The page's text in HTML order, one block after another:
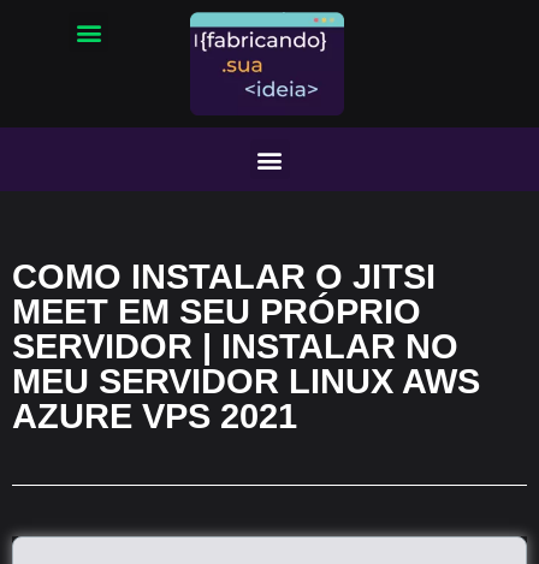
COMO INSTALAR O JITSI
MEET EM SEU PRÓPRIO
SERVIDOR | INSTALAR NO
MEU SERVIDOR LINUX AWS
AZURE VPS 2021